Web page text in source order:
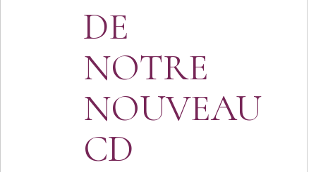
DE
NOTRE
NOUVEAU
CD